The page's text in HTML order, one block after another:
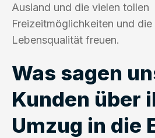
Ausland und die vielen tollen
Freizeitmöglichkeiten und die
Lebensqualität freuen.
Was sagen
Kunden über
Umzug in die